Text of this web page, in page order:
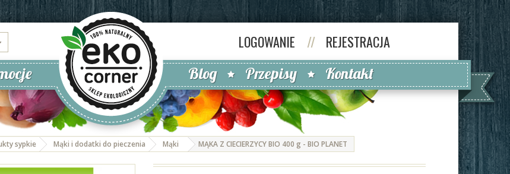
LOGOWANIE // REJESTRACJA
Blog Przepisy Kontakt
sypkie Mąki i dodatki do pieczenia Mąki MĄKA Z CIECIERZYCY BIO 400 g - BIO PLANET